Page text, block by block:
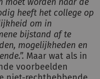
heeft het college op
om in
bijstand af te
mogelijkheden en
. Maar wat als in
voorbeelden